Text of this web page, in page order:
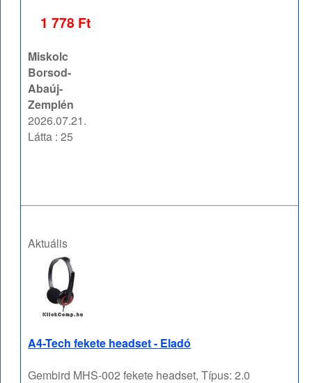
1 778 Ft
Miskolc
Borsod-
Abaúj-
Zemplén
2026.07.21.
Látta : 25
Aktuális
A4-Tech fekete headset - Eladó
Gembird MHS-002 fekete headset, Típus: 2.0